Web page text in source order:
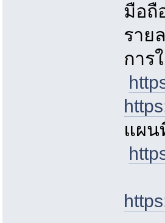
มือถื
ราย
การ
แผน